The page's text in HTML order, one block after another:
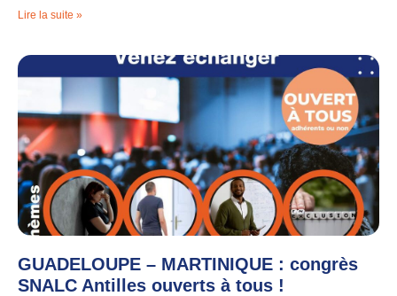
Lire la suite »
GUADELOUPE – MARTINIQUE : congrès
SNALC Antilles ouverts à tous !